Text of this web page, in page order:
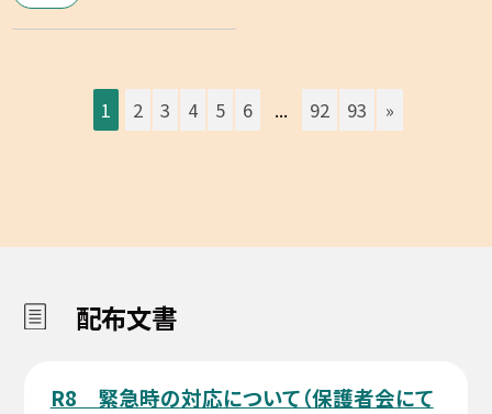
1 2 3 4 5 6 ... 92 93 »
配布文書
R8 緊急時の対応について（保護者会にて